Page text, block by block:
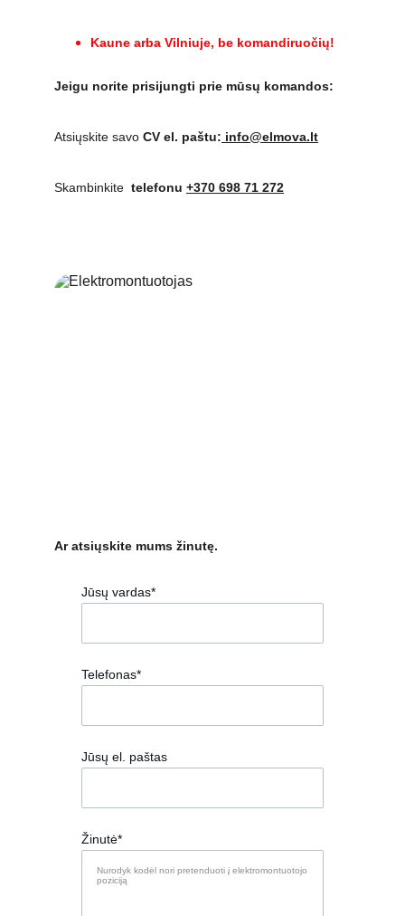
Kaune arba Vilniuje, be komandiruočių!
Jeigu norite prisijungti prie mūsų komandos:
Atsiųskite savo CV el. paštu: info@elmova.lt
Skambinkite telefonu +370 698 71 272
Jūsų vardas*
Telefonas*
Jūsų el. paštas
Žinutė*
Ar atsiųskite mums žinutę.